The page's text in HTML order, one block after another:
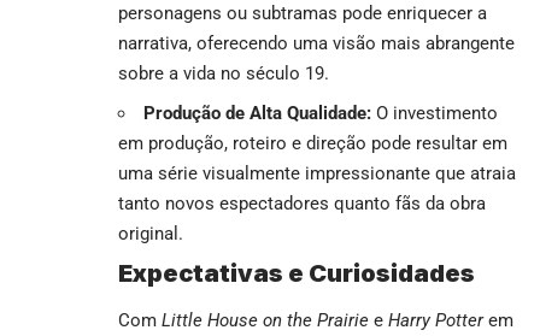
personagens ou subtramas pode enriquecer a
narrativa, oferecendo uma visão mais abrangente
sobre a vida no século 19.
Produção de Alta Qualidade: O investimento
em produção, roteiro e direção pode resultar em
uma série visualmente impressionante que atraia
tanto novos espectadores quanto fãs da obra
original.
Expectativas e Curiosidades
Com Little House on the Prairie e Harry Potterem